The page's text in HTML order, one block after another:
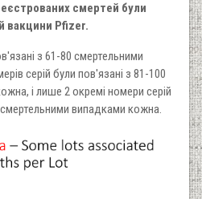
смертей були
вакцини Pfizer.
з 61-80 смертельними
серій були пов'язані з 81-100
і лише 2 окремі номери серій
випадками кожна.